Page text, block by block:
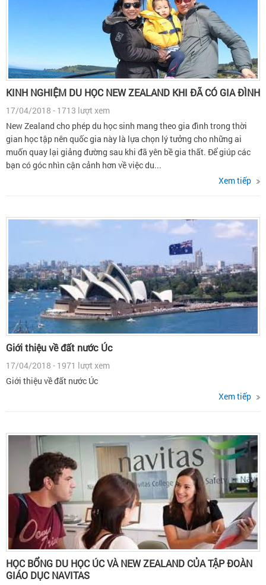
KINH NGHIỆM DU HỌC NEW ZEALAND KHI ĐÃ CÓ GIA ĐÌNH
17/04/2018 - 1713 lượt xem
New Zealand cho phép du học sinh mang theo gia đình trong thời
gian học tập nên quốc gia này là lựa chọn lý tưởng cho những ai
muốn quay lại giảng đường sau khi đã yên bề gia thất. Để giúp các
bạn có góc nhìn cận cảnh hơn về việc du...
Xem tiếp
Giới thiệu về đất nước Úc
17/04/2018 - 1971 lượt xem
Giới thiệu về đất nước Úc
Xem tiếp
HỌC BỔNG DU HỌC ÚC VÀ NEW ZEALAND CỦA TẬP ĐOÀN
GIÁO DỤC NAVITAS